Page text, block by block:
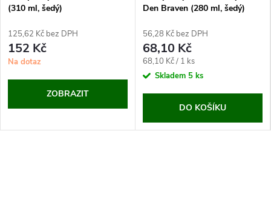
(310 ml, šedý)
125,62 Kč bez DPH
152 Kč
Na dotaz
ZOBRAZIT
Den Braven (280 ml, šedý)
56,28 Kč bez DPH
68,10 Kč
Měrná
cena:
68,10 Kč / 1 ks
Skladem 5 ks
DO KOŠÍKU